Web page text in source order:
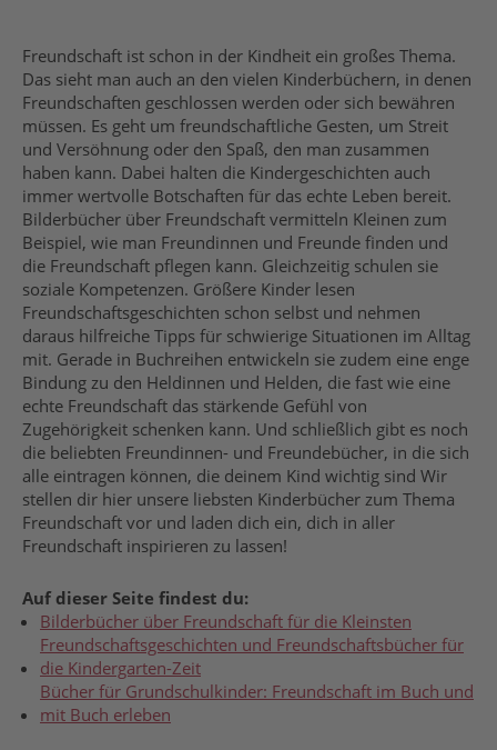
Freundschaft ist schon in der Kindheit ein großes Thema.
Das sieht man auch an den vielen Kinderbüchern, in denen
Freundschaften geschlossen werden oder sich bewähren
müssen. Es geht um freundschaftliche Gesten, um Streit
und Versöhnung oder den Spaß, den man zusammen
haben kann. Dabei halten die Kindergeschichten auch
immer wertvolle Botschaften für das echte Leben bereit.
Bilderbücher über Freundschaft vermitteln Kleinen zum
Beispiel, wie man Freundinnen und Freunde finden und
die Freundschaft pflegen kann. Gleichzeitig schulen sie
soziale Kompetenzen. Größere Kinder lesen
Freundschaftsgeschichten schon selbst und nehmen
daraus hilfreiche Tipps für schwierige Situationen im Alltag
mit. Gerade in Buchreihen entwickeln sie zudem eine enge
Bindung zu den Heldinnen und Helden, die fast wie eine
echte Freundschaft das stärkende Gefühl von
Zugehörigkeit schenken kann. Und schließlich gibt es noch
die beliebten Freundinnen- und Freundebücher, in die sich
alle eintragen können, die deinem Kind wichtig sind Wir
stellen dir hier unsere liebsten Kinderbücher zum Thema
Freundschaft vor und laden dich ein, dich in aller
Freundschaft inspirieren zu lassen!
Auf dieser Seite findest du:
Bilderbücher über Freundschaft für die Kleinsten
Freundschaftsgeschichten und Freundschaftsbücher für
die Kindergarten-Zeit
Bücher für Grundschulkinder: Freundschaft im Buch und
mit Buch erleben